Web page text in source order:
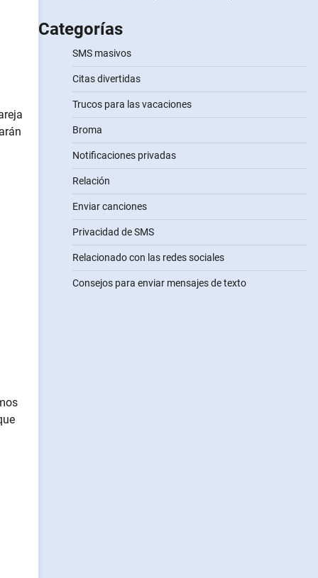
Categorías
SMS masivos
Citas divertidas
Trucos para las vacaciones
Broma
Notificaciones privadas
Relación
Enviar canciones
Privacidad de SMS
Relacionado con las redes sociales
Consejos para enviar mensajes de texto